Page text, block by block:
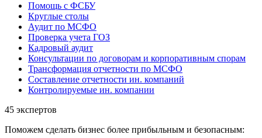
Помощь с ФСБУ
Круглые столы
Аудит по МСФО
Проверка учета ГОЗ
Кадровый аудит
Консультации по договорам и корпоративным спорам
Трансформация отчетности по МСФО
Составление отчетности ин. компаний
Контролируемые ин. компании
45 экспертов
Поможем сделать бизнес более прибыльным и безопасным: